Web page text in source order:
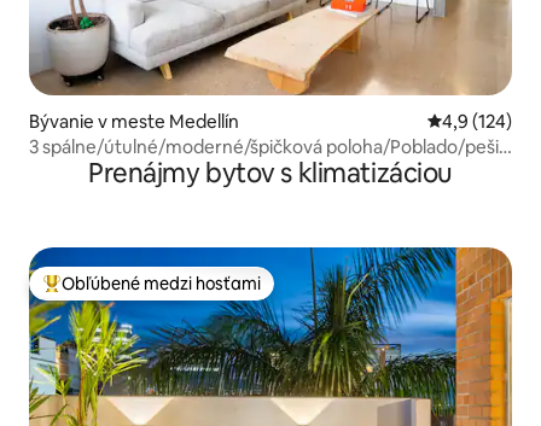
Bývanie v meste Medellín Priemerné
4,9 (124)
3 spálne/útulné/moderné/špičková poloha/Poblado/pešia
Prenájmy bytov s klimatizáciou
Najobľúbenejšie medzi hosťami
Obľúbené medzi hosťami